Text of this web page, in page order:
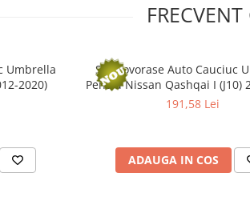
Umbrella
2020)
Set Covorase Auto Cauciuc
Pentru Nissan Qashqai I (J10)
191,58 Lei
ADAUGA IN COS